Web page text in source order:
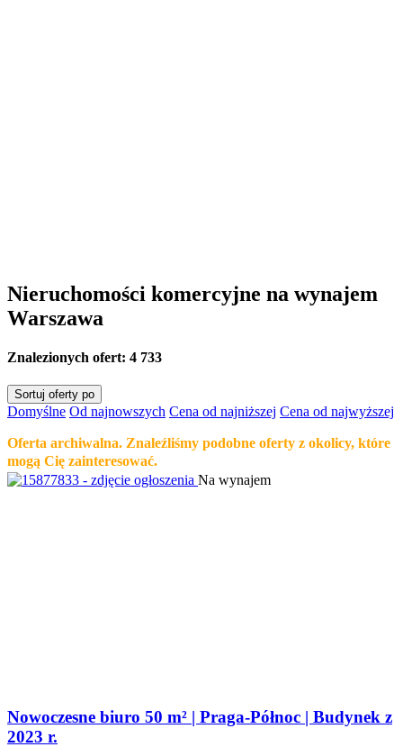
Nieruchomości komercyjne na wynajem
Warszawa
Znalezionych ofert: 4 733
Sortuj oferty po
Domyślne Od najnowszych Cena od najniższej Cena od najwyższej
Oferta archiwalna. Znaleźliśmy podobne oferty z okolicy, które
mogą Cię zainteresować.
Na wynajem
Nowoczesne biuro 50 m² | Praga-Północ | Budynek z
2023 r.